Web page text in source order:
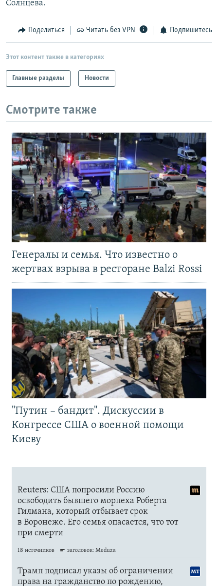
Солнцева.
Поделиться Читать без VPN Подпишитесь
Этот контент также в категориях
Главные разделы Новости
Смотрите также
Генералы и семья. Что известно о
жертвах взрыва в ресторане Balzi Rossi
"Путин – бандит". Дискуссии в
Конгрессе США о военной помощи
Киеву